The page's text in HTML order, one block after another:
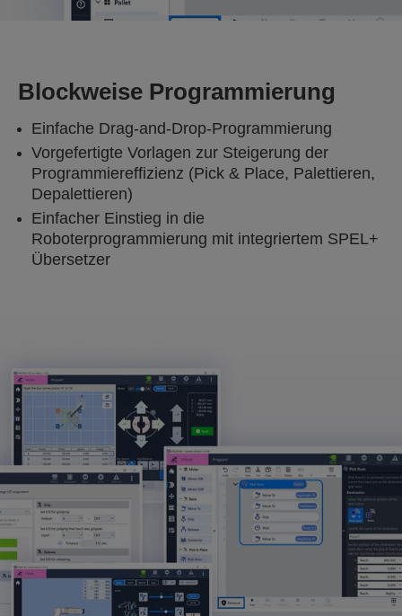
Blockweise Programmierung
Einfache Drag-and-Drop-Programmierung
Vorgefertigte Vorlagen zur Steigerung der
Programmiereffizienz (Pick & Place, Palettieren,
Depalettieren)
Einfacher Einstieg in die
Roboterprogrammierung mit integriertem SPEL+
Übersetzer